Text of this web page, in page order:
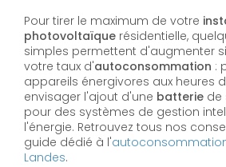
Pour tirer le maximum de votre
photovoltaïque résidentielle,
simples permettent d'augmenter
votre taux d'autoconsommation :
appareils énergivores aux heures
envisager l'ajout d'une batterie de
pour des systèmes de gestion
l'énergie. Retrouvez tous nos
guide dédié à l'
Landes.